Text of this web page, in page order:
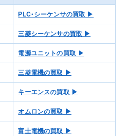
PLC・シーケンサの買取 ▶
三菱シーケンサの買取 ▶
電源ユニットの買取 ▶
三菱電機の買取 ▶
キーエンスの買取 ▶
オムロンの買取 ▶
富士電機の買取 ▶